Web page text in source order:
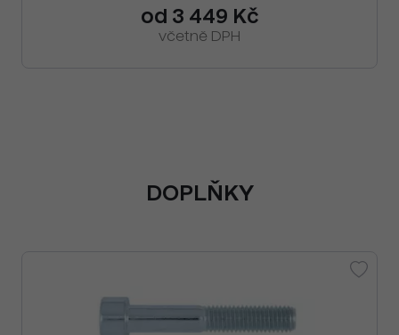
od 3 449 Kč
včetně DPH
DOPLŇKY